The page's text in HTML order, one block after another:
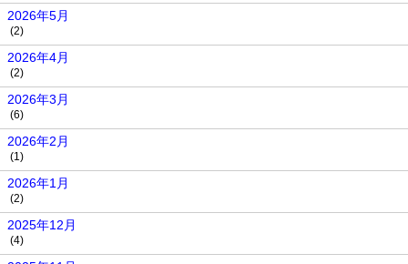
2026年5月
(2)
2026年4月
(2)
2026年3月
(6)
2026年2月
(1)
2026年1月
(2)
2025年12月
(4)